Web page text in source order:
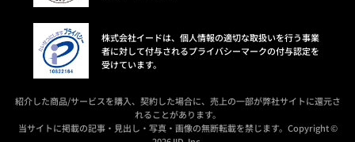
株式会社イードは、個人情報の適切な取扱いを行う事業
者に対して付与されるプライバシーマークの付与認定を
受けています。
紹介した商品/サービスを購入、契約した場合に、売上の一部が弊社サイトに還元さ
れることがあります。
当サイトに掲載の記事・見出し・写真・画像の無断転載を禁じます。Copyright ©